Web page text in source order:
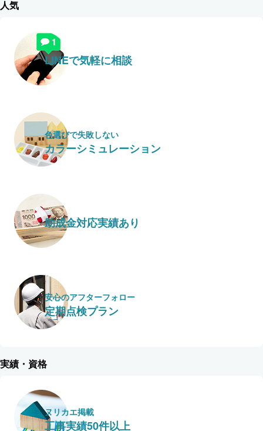
人気
LINEで気軽に相談
色選びで失敗しない
カラーシミュレーション
助成金対応実績あり
安心のアフターフォロー
定期点検プラン
実績・資格
ヌリカエ掲載
工事実績50件以上